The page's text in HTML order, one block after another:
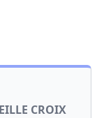
CROIX